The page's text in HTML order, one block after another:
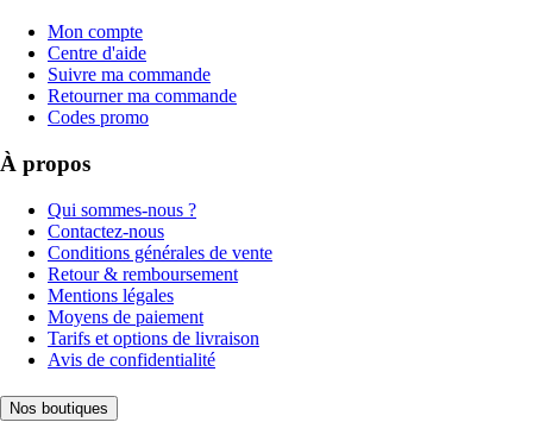
Mon compte
Centre d'aide
Suivre ma commande
Retourner ma commande
Codes promo
À propos
Qui sommes-nous ?
Contactez-nous
Conditions générales de vente
Retour & remboursement
Mentions légales
Moyens de paiement
Tarifs et options de livraison
Avis de confidentialité
Nos boutiques